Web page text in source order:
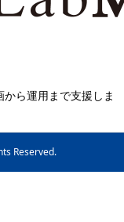
ら運用まで支援しま
Reserved.